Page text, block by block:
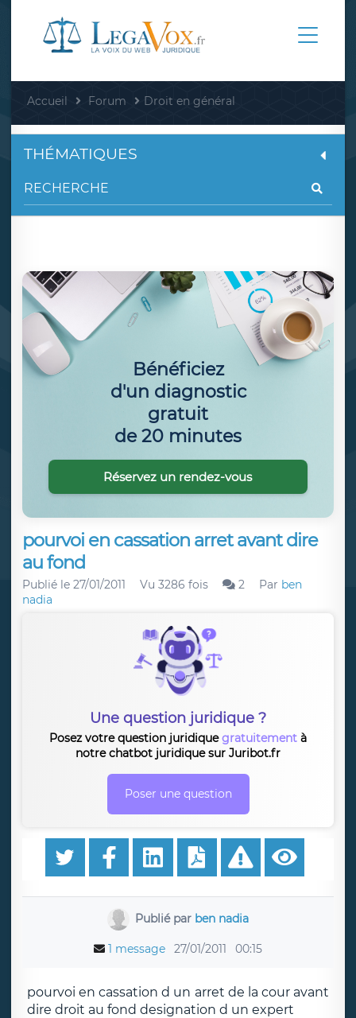
Accueil Forum Droit en général
pourvoi en cassation arret avant dire
au fond
Publié le 27/01/2011 Vu 3286 fois 2 Par ben
nadia
Une question juridique ?
Posez votre question juridiquegratuitement à
notre chatbot juridique sur Juribot.fr
Poser une question
Publié par ben nadia
1 message 27/01/2011 00:15
pourvoi en cassation d un arret de la cour avant
dire droit au fond designation d un expert
THÉMATIQUES
Bénéficiez
d'un diagnostic
gratuit
de 20 minutes
Réservez un rendez-vous